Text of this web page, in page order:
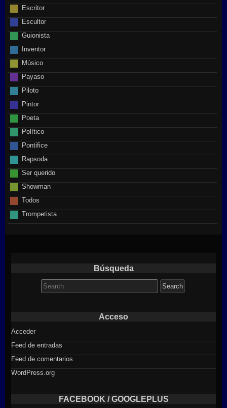
Escritor
Escultor
Guionista
Inventor
Músico
Payaso
Piloto
Pintor
Poeta
Político
Pontifice
Rapsoda
Ser querido
Showman
Todos
Trompetista
Búsqueda
Search
for:
Acceso
Acceder
Feed de entradas
Feed de comentarios
WordPress.org
FACEBOOK / GOOGLEPLUS